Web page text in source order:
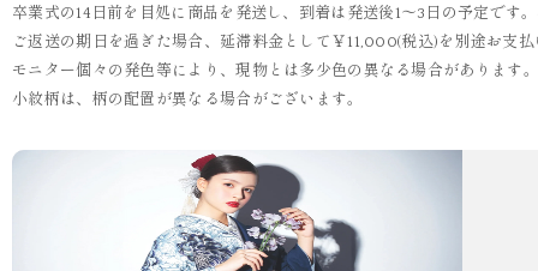
卒業式の14日前を目処に商品を発送し、到着は発送後1～3日の予定で
ご返送の期日を過ぎた場合、延滞料金として￥11,000(税込)を別途お支
モニター個々の発色等により、現物とは多少色の異なる場合があります。
小紋柄は、柄の配置が異なる場合がございます。